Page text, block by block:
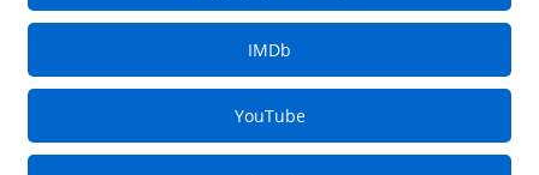
IMDb
YouTube